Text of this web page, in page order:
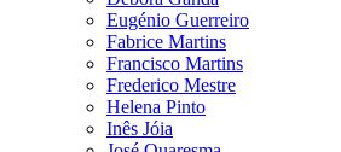
Eugénio Guerreiro
Fabrice Martins
Francisco Martins
Frederico Mestre
Helena Pinto
Inês Jóia